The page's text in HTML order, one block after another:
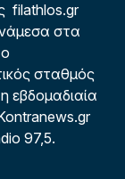
filathlos.gr
στα
σταθμός
εβδομαδιαία
97,5.